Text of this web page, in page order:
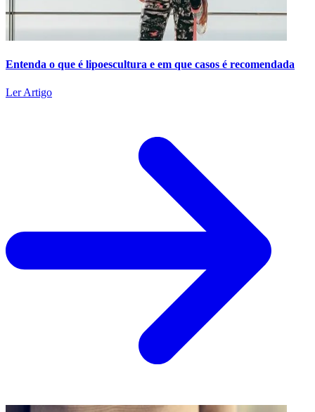
Entenda o que é lipoescultura e em que casos é recomendada
Ler Artigo